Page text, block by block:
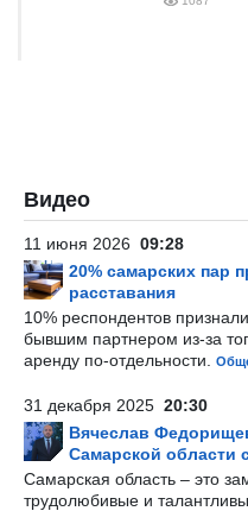
Видео
11 июня 2026 09:28
20% самарских пар
расставания
10% респондентов
бывшим партнером из-за
аренду по-отдельности.
31 декабря 2025 20:30
Вячеслав
Самарской
Самарская область – это
трудолюбивые и